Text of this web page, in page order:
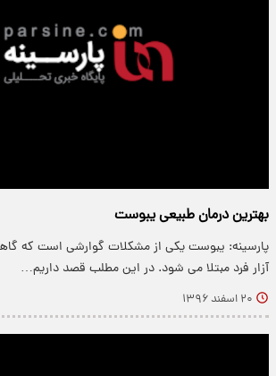
بهترین درمان طبیعی یبوست
پارسینه: یبوست یکی از مشکلات گوارشی است که
آزار فرد مبتلا می شود. در این مطلب قصد داریم…
۲۰ اسفند ۱۳۹۶